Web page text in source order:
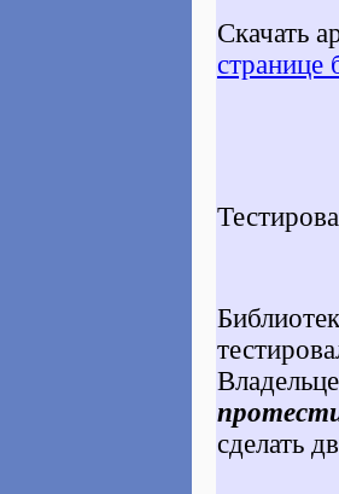
Скачать
странице
сделать